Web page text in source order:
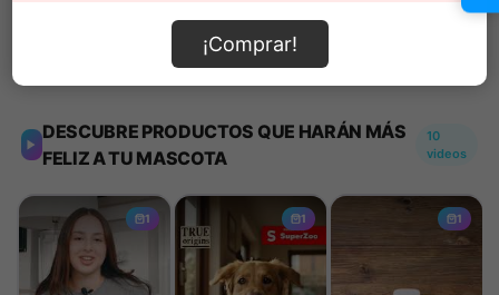
Información de envío
¡Comprar!